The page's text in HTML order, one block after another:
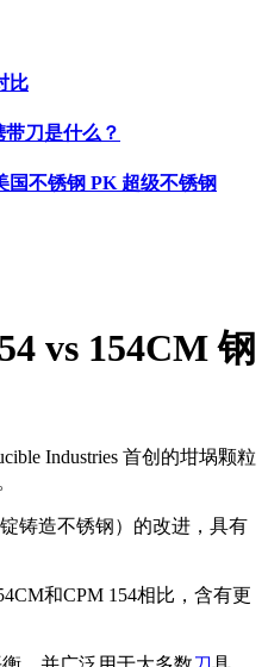
比
带刀是什么？
国不锈钢 PK 超级不锈钢
vs 154CM 钢
Industries 首创的坩埚颗粒
。
锭铸造不锈钢）的改进，具有
和CPM 154相比，含有更